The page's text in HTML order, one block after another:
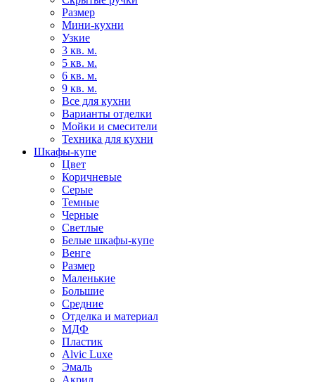
Размер
Мини-кухни
Узкие
3 кв. м.
5 кв. м.
6 кв. м.
9 кв. м.
Все для кухни
Варианты отделки
Мойки и смесители
Техника для кухни
Шкафы-купе
Цвет
Коричневые
Серые
Темные
Черные
Светлые
Белые шкафы-купе
Венге
Размер
Маленькие
Большие
Средние
Отделка и материал
МДФ
Пластик
Alvic Luxe
Эмаль
Акрил